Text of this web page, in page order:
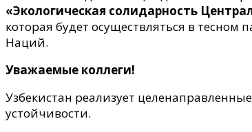
«Экологическая солидарность
которая будет осуществляться в
Наций.
Уважаемые коллеги!
Узбекистан реализует
устойчивости.